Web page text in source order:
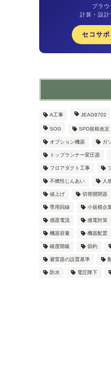
ブラ
計算・設
セコサ
A工事 JEAG9702
SOG SPD規格改定
オプション機器 ガ
トップランナー変圧器
フロアダクト工事
不燃性じんあい 人
値上げ 切替開閉器
専用回線 小規模企
感度電流 感電対策
機器容量 機器配置
確度階級 節約
避雷器の設置基準
防水 電圧降下